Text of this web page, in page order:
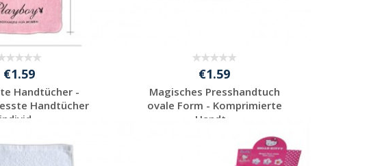
€1.59
Handtücher -
Handtücher
individ...
€1.59
Magisches Presshandtuch
ovale Form - Komprimierte
Handt...
Werbeartikel
anfragen